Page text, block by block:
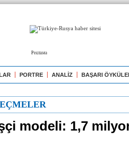
Реклама
PORTRE ANALİZ BAŞARI
modeli: 1,7